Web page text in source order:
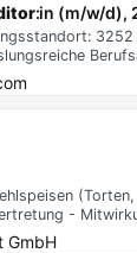
:in (m/w/d),
-
GmbH